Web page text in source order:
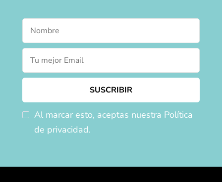
Al marcar esto, aceptas nuestra Política
de privacidad.